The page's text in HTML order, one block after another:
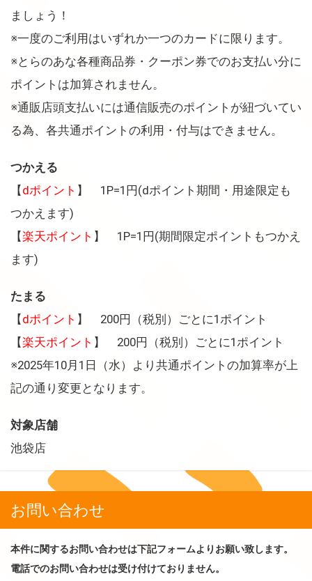
ましょう！
※一度のご利用はいずれか一つのカードに限ります。
※とらのあな各種商品券・クーポン券でのお支払い分に
ポイントは加算されません。
※通販店頭支払いには通信販売のポイントが紐づいてい
る為、各共通ポイントの利用・付与はできません。
つかえる
【dポイント 】 1P=1円(dポイント期間・用途限定も
つかえます)
【楽天ポイント 】 1P=1円(期間限定ポイントもつかえ
ます)
たまる
【dポイント 】 200円（税別）ごとに1ポイント
【楽天ポイント 】 200円（税別）ごとに1ポイント
※2025年10月1日（水）より共通ポイントの加算率が上
記の通り変更となります。
対象店舗
池袋店
お問い合わせ
本件に関するお問い合わせは下記フォームよりお願い致します。
電話でのお問い合わせは受け付けておりません。